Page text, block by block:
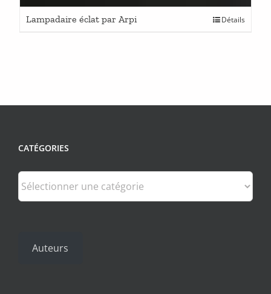
Lampadaire éclat par Arpi Détails
CATÉGORIES
Catégories
Auteurs